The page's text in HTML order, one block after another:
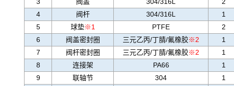
4
阀杆 304/316L
1
5
球垫※1 PTFE
2
6
阀盖密封圈 三元乙丙/丁腈/氟橡胶※2
1
7
阀杆密封圈 三元乙丙/丁腈/氟橡胶※2
1
8
连接架 PA66
1
9
联轴节 304
1